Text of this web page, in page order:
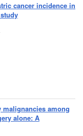
cancer incidence in
among
alone: A